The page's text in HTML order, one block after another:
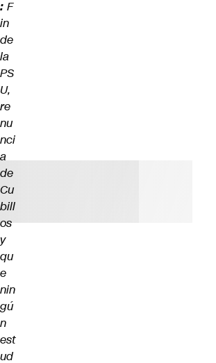
: F
in
de
la
PS
U,
re
nu
nci
a
de
Cu
bill
os
y
qu
e
nin
gú
n
est
ud